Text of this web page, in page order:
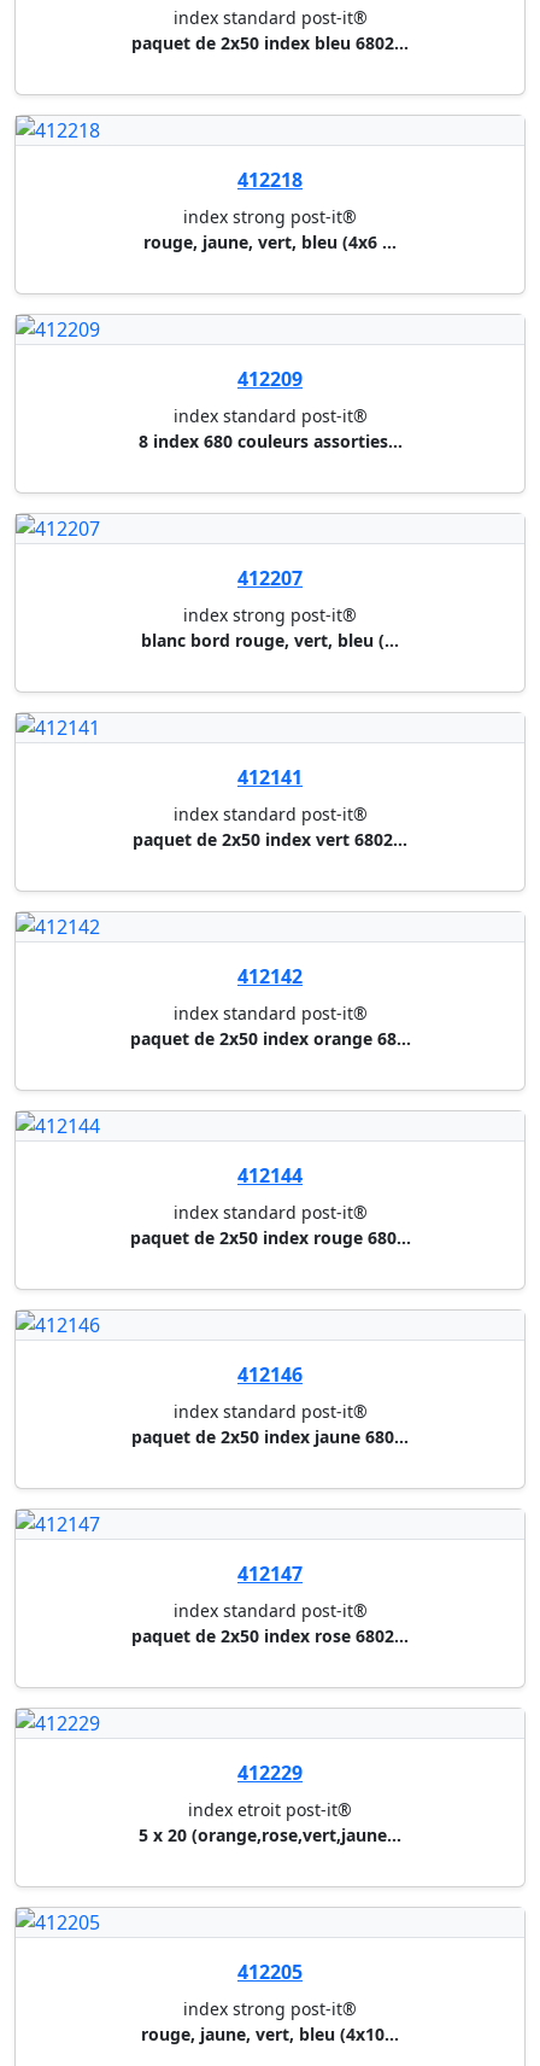
index strong post-it®
rouge, jaune, vert, bleu (4x6 ...
412209
index standard post-it®
8 index 680 couleurs assorties...
412207
blanc bord rouge, vert, bleu (...
412141
paquet de 2x50 index vert 6802...
412142
index standard post-it®
paquet de 2x50 index orange 68...
412144
paquet de 2x50 index rouge 680...
index standard post-it®
412147
index standard post-it®
paquet de 2x50 index rose 6802...
412229
index etroit post-it®
5 x 20 (orange,rose,vert,jaune...
412205
index strong post-it®
rouge, jaune, vert, bleu (4x10...
index standard post-it®
3 index 680 couleurs assorties...
412223
index etroit post-it®
5 x 35 (rouge,bleu,vert,jaune)...
412228